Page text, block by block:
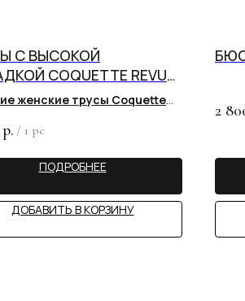
С ВЫСОКОЙ
COQUETTE REVUE
женские трусы Coquette
р. / 1 pc
ПОДРОБНЕЕ
ДОБАВИТЬ В КОРЗИНУ
2